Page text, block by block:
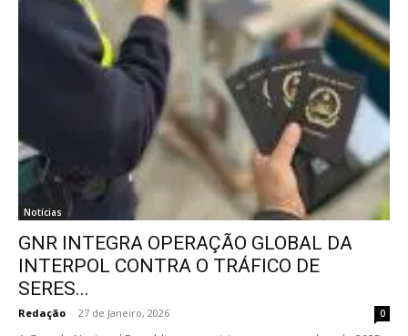
Notícias
GNR INTEGRA OPERAÇÃO GLOBAL DA
INTERPOL CONTRA O TRÁFICO DE
SERES...
Redação - 27 de Janeiro, 2026 0